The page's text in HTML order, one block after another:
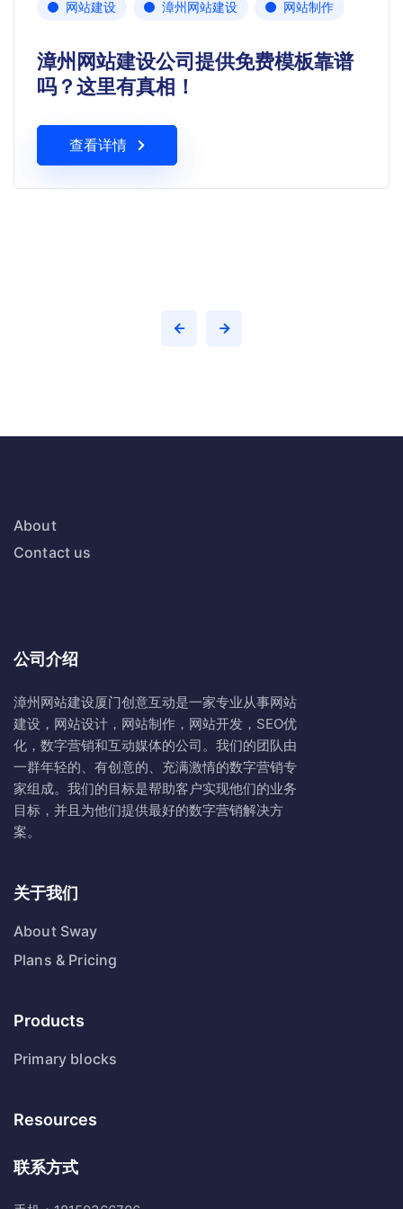
网站建设 漳州网站建设 网站制作
漳州网站建设公司提供免费模板靠谱
吗？这里有真相！
查看详情
About
Contact us
公司介绍
漳州网站建设厦门创意互动是一家专业从事网站
建设，网站设计，网站制作，网站开发，SEO优
化，数字营销和互动媒体的公司。我们的团队由
一群年轻的、有创意的、充满激情的数字营销专
家组成。我们的目标是帮助客户实现他们的业务
目标，并且为他们提供最好的数字营销解决方
案。
关于我们
About Sway
Plans & Pricing
Products
Primary blocks
Resources
联系方式